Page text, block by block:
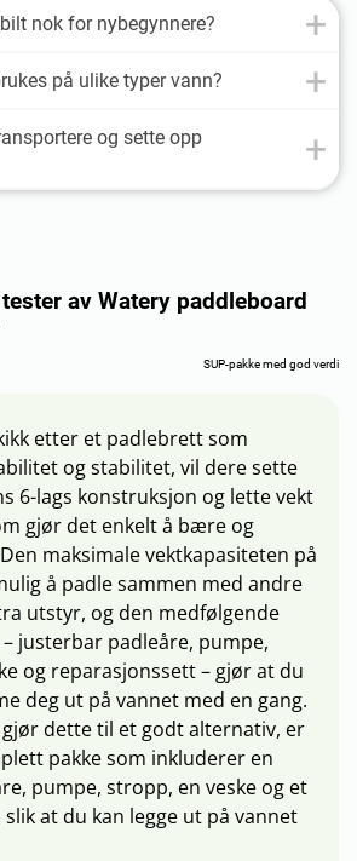
nok for nybegynnere?
på ulike typer vann?
og sette opp
av Watery paddleboard
SUP-pakke med god verdi
etter et padlebrett som
og stabilitet, vil dere sette
6-lags konstruksjon og lette vekt
gjør det enkelt å bære og
maksimale vektkapasiteten på
å padle sammen med andre
utstyr, og den medfølgende
justerbar padleåre, pumpe,
og reparasjonssett – gjør at du
deg ut på vannet med en gang.
dette til et godt alternativ, er
pakke som inkluderer en
pumpe, stropp, en veske og et
at du kan legge ut på vannet